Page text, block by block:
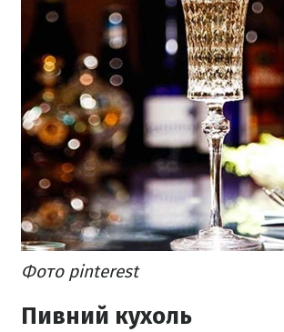
Фото pinterest
Пивний кухоль